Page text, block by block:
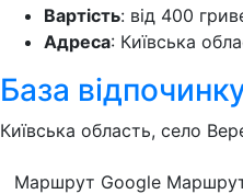
Вартість: від 400
Адреса: Київська
База
Київська область, село
Маршрут Google